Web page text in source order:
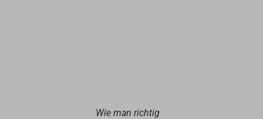
Wie man richtig